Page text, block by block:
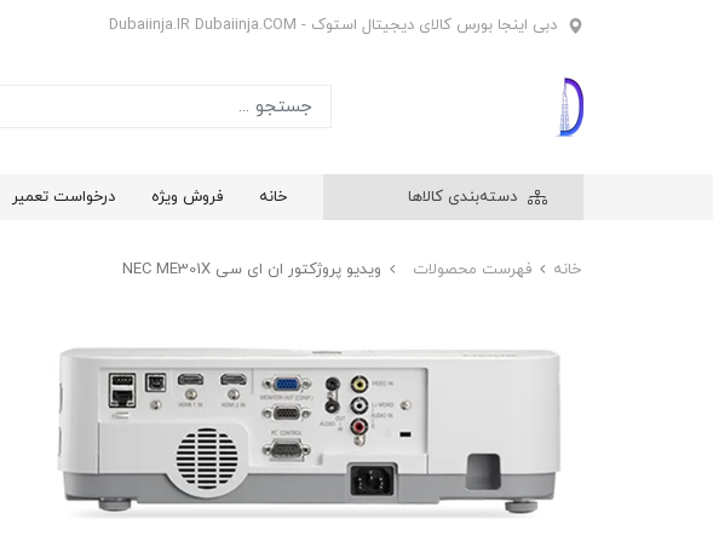
دبی اینجا بورس کالای دیجیتال استوک - Dubaiinja.IR Dubaiinja.COM
دسته‌بندی کالاها خانه فروش ویژه درخواست تعمیر
خانه فهرست محصولات ویدیو پروژکتور ان ای سی NEC ME301X